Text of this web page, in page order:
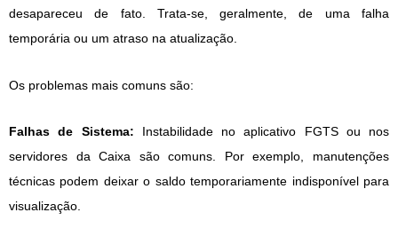
desapareceu de fato. Trata-se, geralmente, de uma falha
temporária ou um atraso na atualização.
Os problemas mais comuns são:
Falhas de Sistema: Instabilidade no aplicativo FGTS ou nos
servidores da Caixa são comuns. Por exemplo, manutenções
técnicas podem deixar o saldo temporariamente indisponível para
visualização.